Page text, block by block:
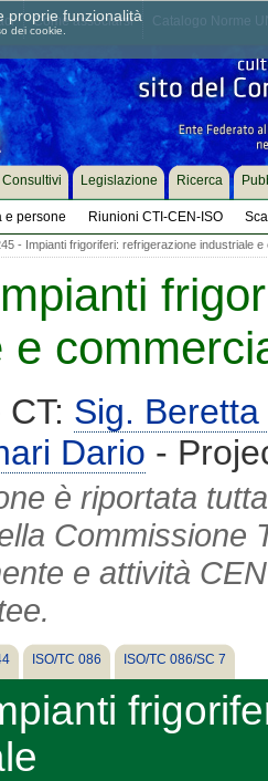
Come associarsi
e persone Riunioni CTI-CEN-ISO
Legislazione Ricerca
- Impianti frigoriferi: refrigerazione industriale e
e
Sig.
Dario -
è riportata
Commissione
e attività
ISO/TC 086 ISO/TC 086/SC 7
proprie funzionalità
dei cookie.